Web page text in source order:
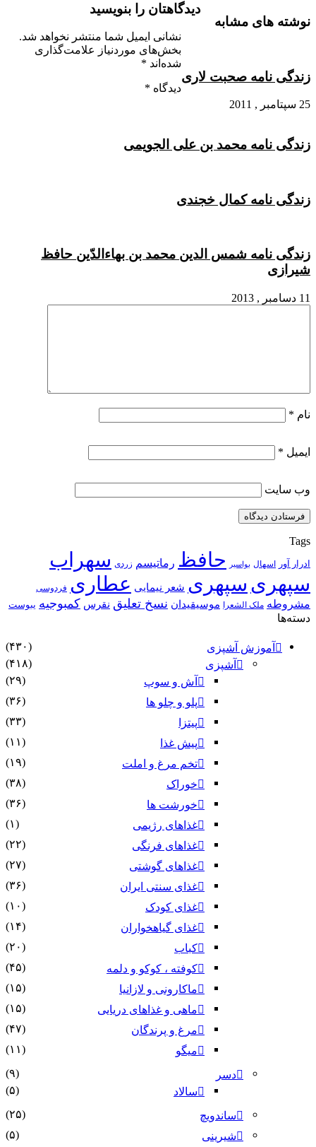
نوشته های مشابه
زندگی نامه صحبت لاری
25 سپتامبر , 2011
زندگی نامه محمد بن علی الجویمی
زندگی نامه کمال خجندی
زندگی نامه شمس الدین محمد بن بهاءالدّین حافظ
شیرازی
11 دسامبر , 2013
دیدگاهتان را بنویسید
نشانی ایمیل شما منتشر نخواهد شد.
بخش‌های موردنیاز علامت‌گذاری
شده‌اند *
دیدگاه *
نام *
ایمیل *
وب‌ سایت
Tags
ادرار آور اسهال بواسیر حافظ رماتیسم زردی سهراب
سپهری سپهری شعر نیمایی عطاری فردوسی
مشروطه ملک الشعرا موسیقیدان نسخ تعلیق نقرس کمبوجیه یبوست
دسته‌ها
آموزش آشپزی
(۴۳۰)
آشپزی
(۴۱۸)
آش و سوپ
(۲۹)
پلو و چلو ها
(۳۶)
پیتزا
(۳۳)
پیش غذا
(۱۱)
تخم مرغ و املت
(۱۹)
خوراک
(۳۸)
خورشت ها
(۳۶)
غذاهای رژیمی
(۱)
غذاهای فرنگی
(۲۲)
غذاهای گوشتی
(۲۷)
غذای سنتی ایران
(۳۶)
غذای کودک
(۱۰)
غذای گیاهخواران
(۱۴)
کباب
(۲۰)
کوفته ، کوکو و دلمه
(۴۵)
ماکارونی و لازانیا
(۱۵)
ماهی و غذاهای دریایی
(۱۵)
مرغ و پرندگان
(۴۷)
میگو
(۱۱)
دسر
(۹)
سالاد
(۵)
ساندویچ
(۲۵)
شیرینی
(۵)